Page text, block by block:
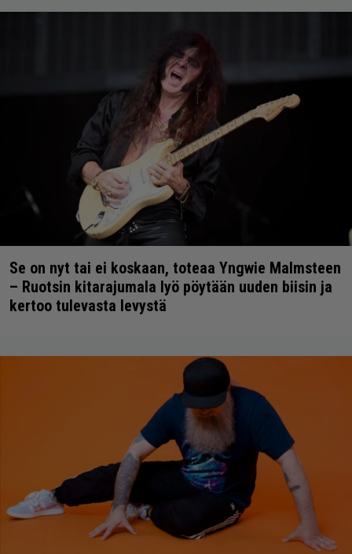
Se on nyt tai ei koskaan, toteaa Yngwie Malmsteen
– Ruotsin kitarajumala lyö pöytään uuden biisin ja
kertoo tulevasta levystä